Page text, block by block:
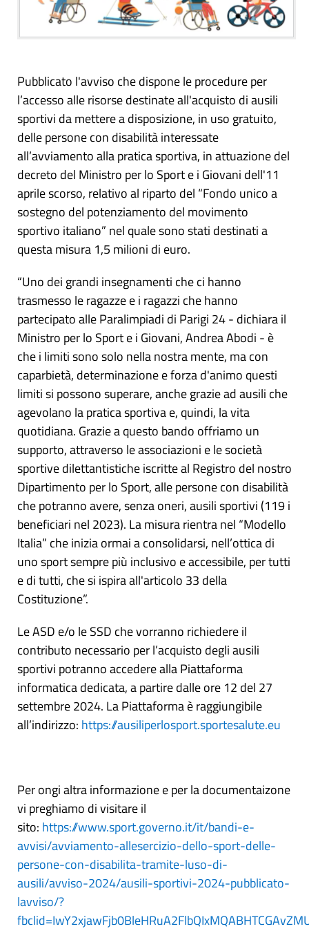
Pubblicato l'avviso che dispone le procedure per
l’accesso alle risorse destinate all'acquisto di ausili
sportivi da mettere a disposizione, in uso gratuito,
delle persone con disabilità interessate
all’avviamento alla pratica sportiva, in attuazione del
decreto del Ministro per lo Sport e i Giovani dell'11
aprile scorso, relativo al riparto del “Fondo unico a
sostegno del potenziamento del movimento
sportivo italiano” nel quale sono stati destinati a
questa misura 1,5 milioni di euro.
“Uno dei grandi insegnamenti che ci hanno
trasmesso le ragazze e i ragazzi che hanno
partecipato alle Paralimpiadi di Parigi 24 - dichiara il
Ministro per lo Sport e i Giovani, Andrea Abodi - è
che i limiti sono solo nella nostra mente, ma con
caparbietà, determinazione e forza d'animo questi
limiti si possono superare, anche grazie ad ausili che
agevolano la pratica sportiva e, quindi, la vita
quotidiana. Grazie a questo bando offriamo un
supporto, attraverso le associazioni e le società
sportive dilettantistiche iscritte al Registro del nostro
Dipartimento per lo Sport, alle persone con disabilità
che potranno avere, senza oneri, ausili sportivi (119 i
beneficiari nel 2023). La misura rientra nel “Modello
Italia” che inizia ormai a consolidarsi, nell’ottica di
uno sport sempre più inclusivo e accessibile, per tutti
e di tutti, che si ispira all'articolo 33 della
Costituzione”.
Le ASD e/o le SSD che vorranno richiedere il
contributo necessario per l’acquisto degli ausili
sportivi potranno accedere alla Piattaforma
informatica dedicata, a partire dalle ore 12 del 27
settembre 2024. La Piattaforma è raggiungibile
all’indirizzo: https://ausiliperlosport.sportesalute.eu
Per ongi altra informazione e per la documentaizone
vi preghiamo di visitare il
sito: https://www.sport.governo.it/it/bandi-e-
avvisi/avviamento-allesercizio-dello-sport-delle-
persone-con-disabilita-tramite-luso-di-
ausili/avviso-2024/ausili-sportivi-2024-pubblicato-
lavviso/?